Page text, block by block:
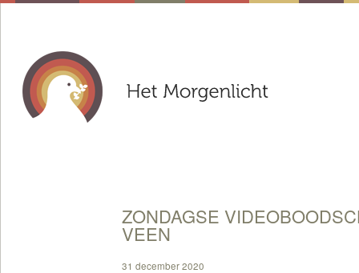
ZONDAGSE
VEEN
31 december 2020